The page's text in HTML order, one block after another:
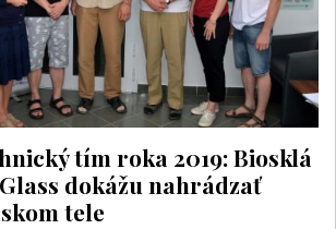
tím roka 2019: Biosklá
dokážu nahrádzať
tele